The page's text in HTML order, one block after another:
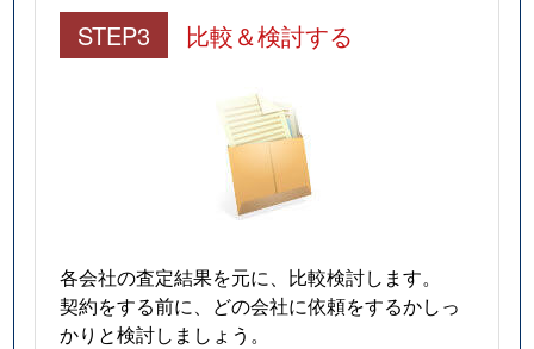
STEP3 比較＆検討する
各会社の査定結果を元に、比較検討します。
契約をする前に、どの会社に依頼をするかしっ
かりと検討しましょう。